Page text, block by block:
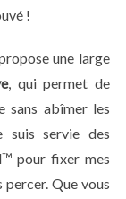
!
une large
, qui permet de
sans abîmer les
suis servie des
pour fixer mes
Que vous